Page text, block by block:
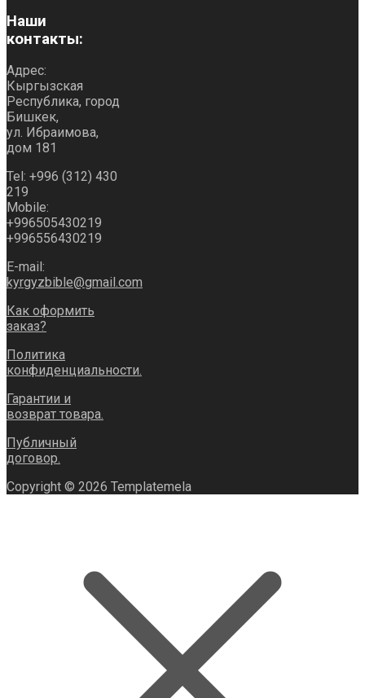
Наши
контакты:
Адрес:
Кыргызская
Республика, город
Бишкек,
ул. Ибраимова,
дом 181
Tel: +996 (312) 430
219
Mobile:
+996505430219
+996556430219
E-mail:
kyrgyzbible@gmail.com
Как оформить
заказ?
Политика
конфиденциальности.
Гарантии и
возврат товара.
Публичный
договор.
Copyright © 2026 Templatemela